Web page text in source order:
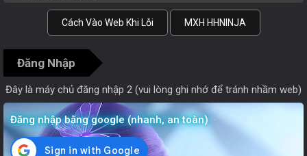
Cách Vào Web Khi Lỗi MXH HHNINJA
Đăng Nhập
Đây là máy chủ đăng nhập 2 (vui lòng ghi nhớ để tránh nhầm web)
Đăng nhập bằng google (nhanh, an toàn)